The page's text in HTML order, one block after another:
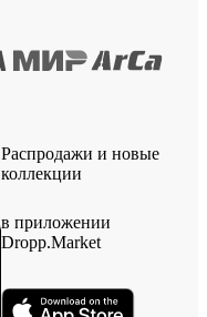
Распродажи и новые
коллекции
в приложении
Dropp.Market